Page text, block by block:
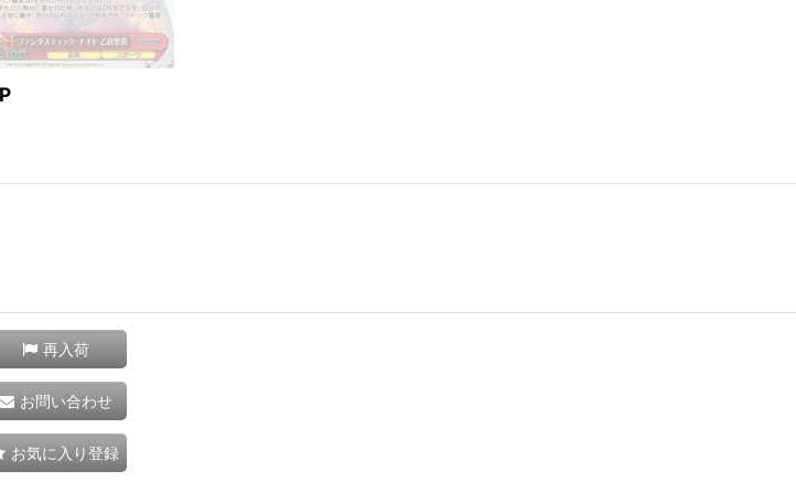
再入荷
お問い合わせ
お気に入り登録